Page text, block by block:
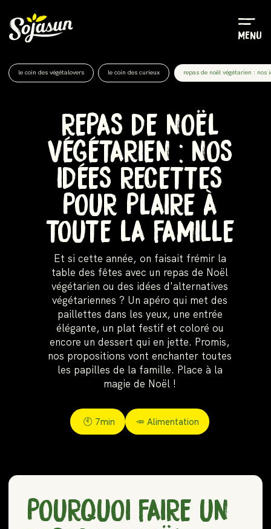
Menu
le coin des végétalovers le coin des curieux repas de noël végétarien :
REPAS DE NOËL
VÉGÉTARIEN : NOS
IDÉES RECETTES
POUR PLAIRE À
TOUTE LA FAMILLE
Et si cette année, on faisait frémir la
table des fêtes avec un repas de Noël
végétarien ou des idées d'alternatives
végétariennes ? Un apéro qui met des
paillettes dans les yeux, une entrée
élégante, un plat festif et coloré ou
encore un dessert qui en jette. Promis,
nos propositions vont enchanter toutes
les papilles de la famille. Place à la
magie de Noël !
🕙 7min 🥕 Alimentation
POURQUOI FAIRE UN